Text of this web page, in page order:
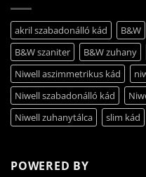
akril szabadonálló kád B&W
B&W szaniter
B&W zuhany
Niwell aszimmetrikus kád
Niwell szabadonálló kád
Niwell zuhanytálca
slim kád
POWERED BY